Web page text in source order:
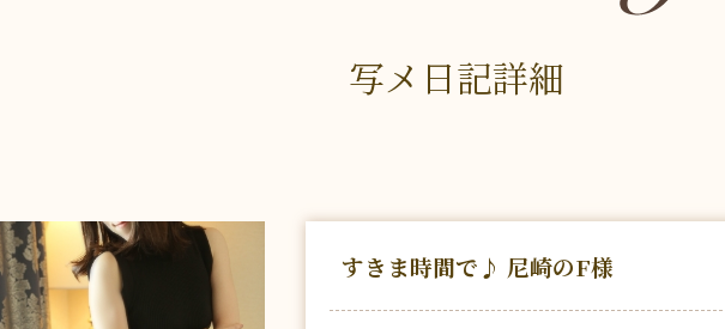
写メ日記詳細
すきま時間で♪ 尼崎のF様